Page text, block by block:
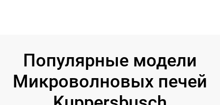
Популярные модели
Микроволновых печей